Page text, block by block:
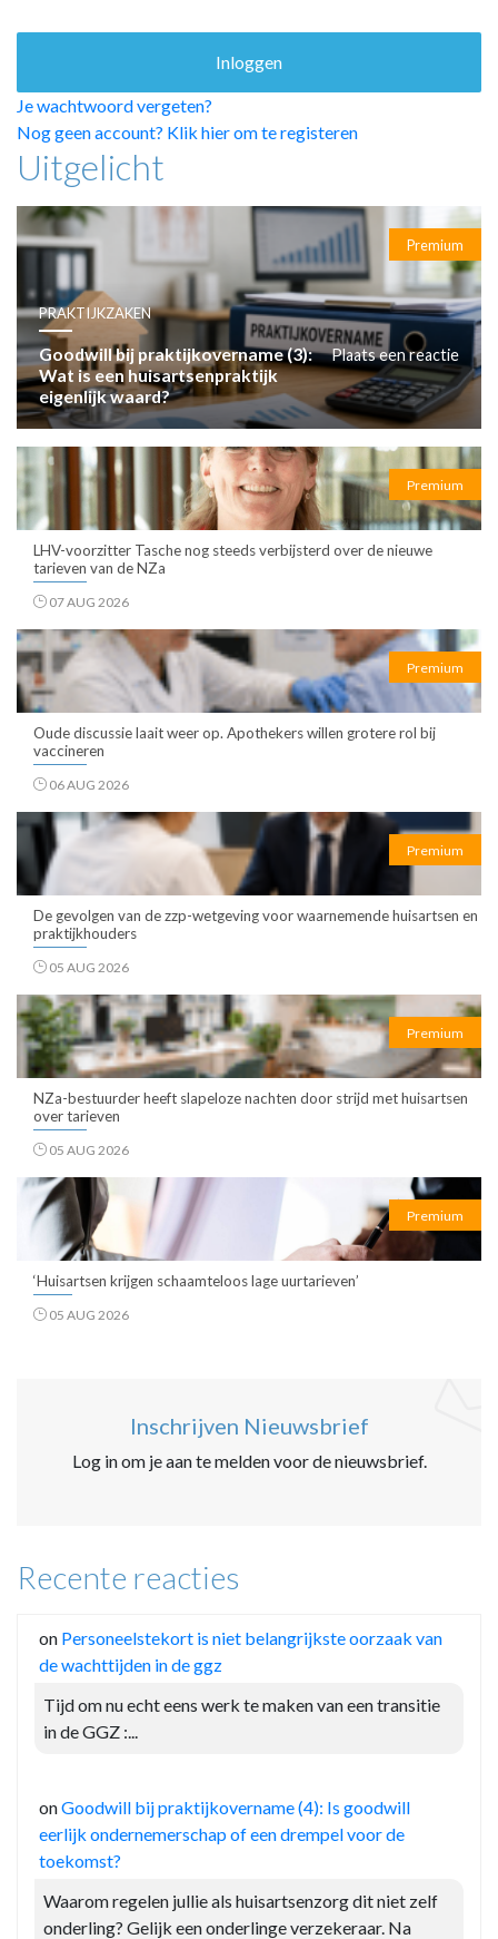
PRAKTIJKZAKEN
TARIEVEN
VPHUISARTSEN
MEDISCHE VAKHANDEL
INLOGGEN
REGISTRATIE
Je wachtwoord vergeten?
Nog geen account? Klik hier om te registeren
Uitgelicht
Premium
PRAKTIJKZAKEN
Goodwill bij praktijkovername (3):
Wat is een huisartsenpraktijk
eigenlijk waard?
Plaats een reactie
Premium
LHV-voorzitter Tasche nog steeds verbijsterd over de nieuwe
tarieven van de NZa
07 AUG 2026
Premium
Oude discussie laait weer op. Apothekers willen grotere rol bij
vaccineren
06 AUG 2026
Premium
De gevolgen van de zzp-wetgeving voor waarnemende huisartsen en
praktijkhouders
05 AUG 2026
Premium
NZa-bestuurder heeft slapeloze nachten door strijd met huisartsen
over tarieven
05 AUG 2026
Premium
‘Huisartsen krijgen schaamteloos lage uurtarieven’
05 AUG 2026
Inschrijven Nieuwsbrief
Log in om je aan te melden voor de nieuwsbrief.
Recente reacties
on Personeelstekort is niet belangrijkste oorzaak van
de wachttijden in de ggz
Tijd om nu echt eens werk te maken van een transitie
in de GGZ :...
onGoodwill bij praktijkovername (4): Is goodwill
eerlijk ondernemerschap of een drempel voor de
toekomst?
Waarom regelen jullie als huisartsenzorg dit niet zelf
onderling? Gelijk een onderlinge verzekeraar. Na